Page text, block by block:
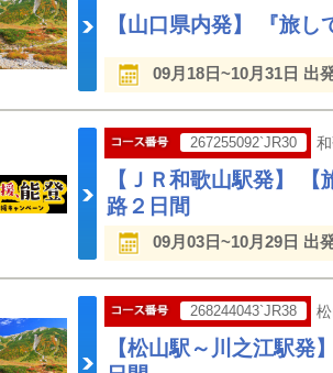
【山口県内発】 『旅
09月18日~10月31日 出
267255092`JR30
【ＪＲ和歌山駅発】
路２日間
09月03日~10月29日 出
268244043`JR38
【松山駅～川之江駅発